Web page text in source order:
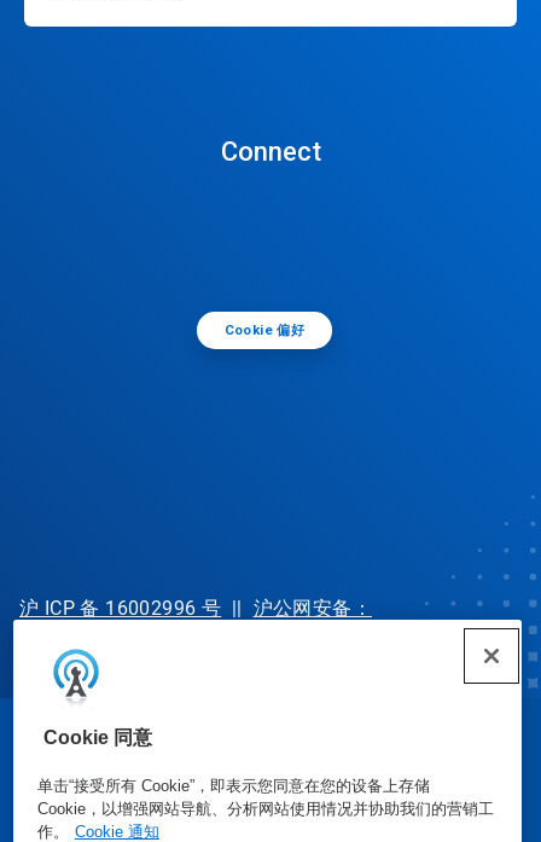
Cookie 同意
单击“接受所有 Cookie”，即表示您同意在您的设备上存储
Cookie，以增强网站导航、分析网站使用情况并协助我们的营销工
作。
Cookie 通知
Connect
Cookie 偏好
沪 ICP 备 16002996 号
沪公网安备：
安全数据表 | 隐私政策 | 使用条款